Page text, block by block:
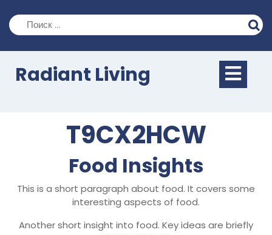
содержимому
Radiant Living
T9CX2HCW
Food Insights
This is a short paragraph about food. It covers some
interesting aspects of food.
Another short insight into food. Key ideas are briefly